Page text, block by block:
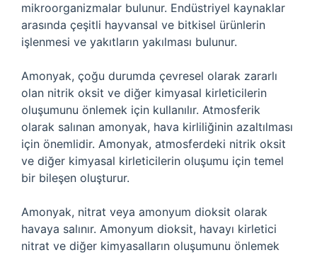
mikroorganizmalar bulunur. Endüstriyel kaynaklar
arasında çeşitli hayvansal ve bitkisel ürünlerin
işlenmesi ve yakıtların yakılması bulunur.
Amonyak, çoğu durumda çevresel olarak zararlı
olan nitrik oksit ve diğer kimyasal kirleticilerin
oluşumunu önlemek için kullanılır. Atmosferik
olarak salınan amonyak, hava kirliliğinin azaltılması
için önemlidir. Amonyak, atmosferdeki nitrik oksit
ve diğer kimyasal kirleticilerin oluşumu için temel
bir bileşen oluşturur.
Amonyak, nitrat veya amonyum dioksit olarak
havaya salınır. Amonyum dioksit, havayı kirletici
nitrat ve diğer kimyasalların oluşumunu önlemek